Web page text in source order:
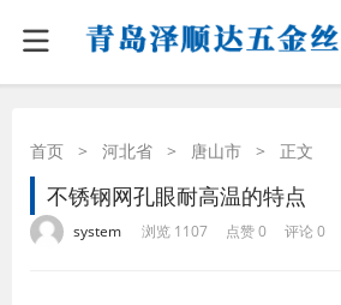
首页 > 河北省 > 唐山市 > 正文
不锈钢网孔眼耐高温的特点
system 浏览 1107 点赞 0 评论 0